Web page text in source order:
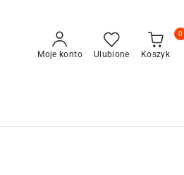
Moje konto Ulubione Koszyk
0